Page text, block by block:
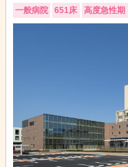
一般病院 651床 高度急性期